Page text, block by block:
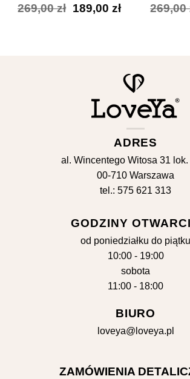
269,00zł Pierwotna
189,00 złAktualna269,00
ADRES
al. Wincentego Witosa 31 lok.
00-710 Warszawa
tel.: 575 621 313
GODZINY
od poniedziałku do piątku
10:00 - 19:00
sobota
11:00 - 18:00
BIURO
loveya@loveya.pl
ZAMÓWIENIA